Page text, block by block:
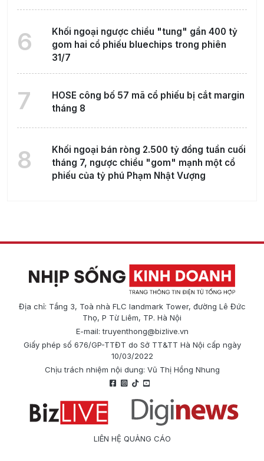
6
Khối ngoại ngược chiều "tung" gần 400 tỷ
gom hai cổ phiếu bluechips trong phiên
31/7
7
HOSE công bố 57 mã cổ phiếu bị cắt margin
tháng 8
8
Khối ngoại bán ròng 2.500 tỷ đồng tuần cuối
tháng 7, ngược chiều "gom" mạnh một cổ
phiếu của tỷ phú Phạm Nhật Vượng
Địa chỉ: Tầng 3, Toà nhà FLC landmark Tower, đường Lê Đức
Thọ, P Từ Liêm, TP. Hà Nội
E-mail:truyenthong@bizlive.vn
Giấy phép số 676/GP-TTĐT do Sở TT&TT Hà Nội cấp ngày
10/03/2022
Chịu trách nhiệm nội dung: Vũ Thị Hồng Nhung
LIÊN HỆ QUẢNG CÁO